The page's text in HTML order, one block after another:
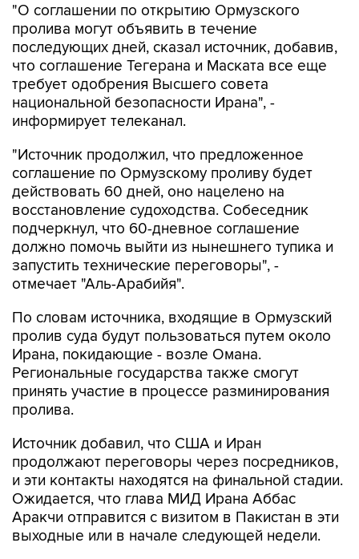
"О соглашении по открытию Ормузского
пролива могут объявить в течение
последующих дней, сказал источник, добавив,
что соглашение Тегерана и Маската все еще
требует одобрения Высшего совета
национальной безопасности Ирана", -
информирует телеканал.
"Источник продолжил, что предложенное
соглашение по Ормузскому проливу будет
действовать 60 дней, оно нацелено на
восстановление судоходства. Собеседник
подчеркнул, что 60-дневное соглашение
должно помочь выйти из нынешнего тупика и
запустить технические переговоры", -
отмечает "Аль-Арабийя".
По словам источника, входящие в Ормузский
пролив суда будут пользоваться путем около
Ирана, покидающие - возле Омана.
Региональные государства также смогут
принять участие в процессе разминирования
пролива.
Источник добавил, что США и Иран
продолжают переговоры через посредников,
и эти контакты находятся на финальной стадии.
Ожидается, что глава МИД Ирана Аббас
Аракчи отправится с визитом в Пакистан в эти
выходные или в начале следующей недели.